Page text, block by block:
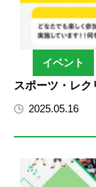
イベント
スポーツ・レク
2025.05.16